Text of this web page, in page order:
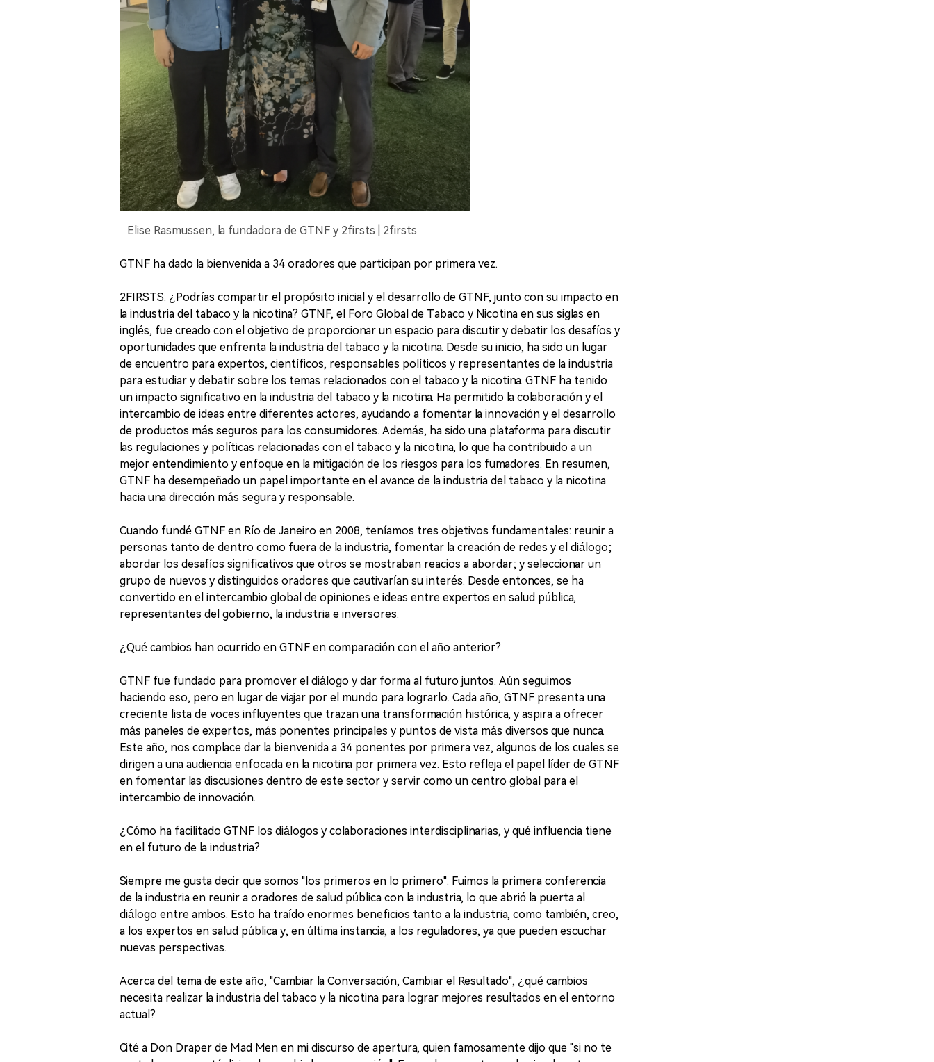
Elise Rasmussen, la fundadora de GTNF y 2firsts | 2firsts
GTNF ha dado la bienvenida a 34 oradores que participan por primera vez.
2FIRSTS: ¿Podrías compartir el propósito inicial y el desarrollo de GTNF, junto con su impacto en
la industria del tabaco y la nicotina? GTNF, el Foro Global de Tabaco y Nicotina en sus siglas en
inglés, fue creado con el objetivo de proporcionar un espacio para discutir y debatir los desafíos y
oportunidades que enfrenta la industria del tabaco y la nicotina. Desde su inicio, ha sido un lugar
de encuentro para expertos, científicos, responsables políticos y representantes de la industria
para estudiar y debatir sobre los temas relacionados con el tabaco y la nicotina. GTNF ha tenido
un impacto significativo en la industria del tabaco y la nicotina. Ha permitido la colaboración y el
intercambio de ideas entre diferentes actores, ayudando a fomentar la innovación y el desarrollo
de productos más seguros para los consumidores. Además, ha sido una plataforma para discutir
las regulaciones y políticas relacionadas con el tabaco y la nicotina, lo que ha contribuido a un
mejor entendimiento y enfoque en la mitigación de los riesgos para los fumadores. En resumen,
GTNF ha desempeñado un papel importante en el avance de la industria del tabaco y la nicotina
hacia una dirección más segura y responsable.
Cuando fundé GTNF en Río de Janeiro en 2008, teníamos tres objetivos fundamentales: reunir a
personas tanto de dentro como fuera de la industria, fomentar la creación de redes y el diálogo;
abordar los desafíos significativos que otros se mostraban reacios a abordar; y seleccionar un
grupo de nuevos y distinguidos oradores que cautivarían su interés. Desde entonces, se ha
convertido en el intercambio global de opiniones e ideas entre expertos en salud pública,
representantes del gobierno, la industria e inversores.
¿Qué cambios han ocurrido en GTNF en comparación con el año anterior?
GTNF fue fundado para promover el diálogo y dar forma al futuro juntos. Aún seguimos
haciendo eso, pero en lugar de viajar por el mundo para lograrlo. Cada año, GTNF presenta una
creciente lista de voces influyentes que trazan una transformación histórica, y aspira a ofrecer
más paneles de expertos, más ponentes principales y puntos de vista más diversos que nunca.
Este año, nos complace dar la bienvenida a 34 ponentes por primera vez, algunos de los cuales se
dirigen a una audiencia enfocada en la nicotina por primera vez. Esto refleja el papel líder de GTNF
en fomentar las discusiones dentro de este sector y servir como un centro global para el
intercambio de innovación.
¿Cómo ha facilitado GTNF los diálogos y colaboraciones interdisciplinarias, y qué influencia tiene
en el futuro de la industria?
Siempre me gusta decir que somos "los primeros en lo primero". Fuimos la primera conferencia
de la industria en reunir a oradores de salud pública con la industria, lo que abrió la puerta al
diálogo entre ambos. Esto ha traído enormes beneficios tanto a la industria, como también, creo,
a los expertos en salud pública y, en última instancia, a los reguladores, ya que pueden escuchar
nuevas perspectivas.
Acerca del tema de este año, "Cambiar la Conversación, Cambiar el Resultado", ¿qué cambios
necesita realizar la industria del tabaco y la nicotina para lograr mejores resultados en el entorno
actual?
Cité a Don Draper de Mad Men en mi discurso de apertura, quien famosamente dijo que "si no te